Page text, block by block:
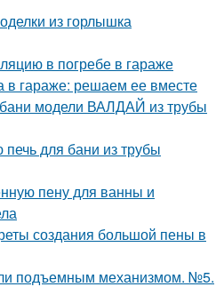
из горлышка
в погребе в гараже
в гараже: решаем ее вместе
бани модели ВАЛДАЙ из трубы
печь для бани из трубы
пену для ванны и
создания большой пены в
подъемным механизмом. №5.